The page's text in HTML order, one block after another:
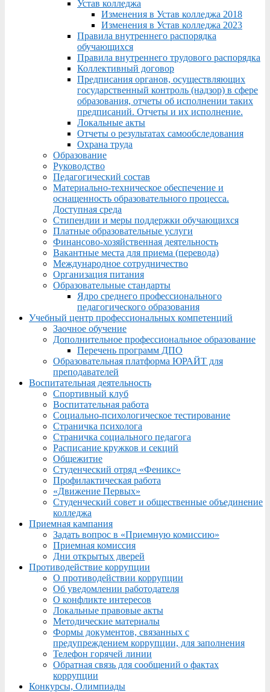
Устав колледжа
Изменения в Устав колледжа 2018
Изменения в Устав колледжа 2023
Правила внутреннего распорядка
обучающихся
Правила внутреннего трудового распорядка
Коллективный договор
Предписания органов, осуществляющих
государственный контроль (надзор) в сфере
образования, отчеты об исполнении таких
предписаний. Отчеты и их исполнение.
Локальные акты
Отчеты о результатах самообследования
Охрана труда
Образование
Руководство
Педагогический состав
Материально-техническое обеспечение и
оснащенность образовательного процесса.
Доступная среда
Стипендии и меры поддержки обучающихся
Платные образовательные услуги
Финансово-хозяйственная деятельность
Вакантные места для приема (перевода)
Международное сотрудничество
Организация питания
Образовательные стандарты
Ядро среднего профессионального
педагогического образования
Учебный центр профессиональных компетенций
Заочное обучение
Дополнительное профессиональное образование
Перечень программ ДПО
Образовательная платформа ЮРАЙТ для
преподавателей
Воспитательная деятельность
Спортивный клуб
Воспитательная работа
Социально-психологическое тестирование
Страничка психолога
Страничка социального педагога
Расписание кружков и секций
Общежитие
Студенческий отряд «Феникс»
Профилактическая работа
«Движение Первых»
Студенческий совет и общественные объединение
колледжа
Приемная кампания
Задать вопрос в «Приемную комиссию»
Приемная комиссия
Дни открытых дверей
Противодействие коррупции
О противодействии коррупции
Об уведомлении работодателя
О конфликте интересов
Локальные правовые акты
Методические материалы
Формы документов, связанных с
предупреждением коррупции, для заполнения
Телефон горячей линии
Обратная связь для сообщений о фактах
коррупции
Конкурсы, Олимпиады